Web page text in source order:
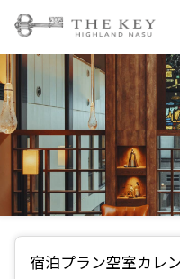
宿泊プラン空室カレ